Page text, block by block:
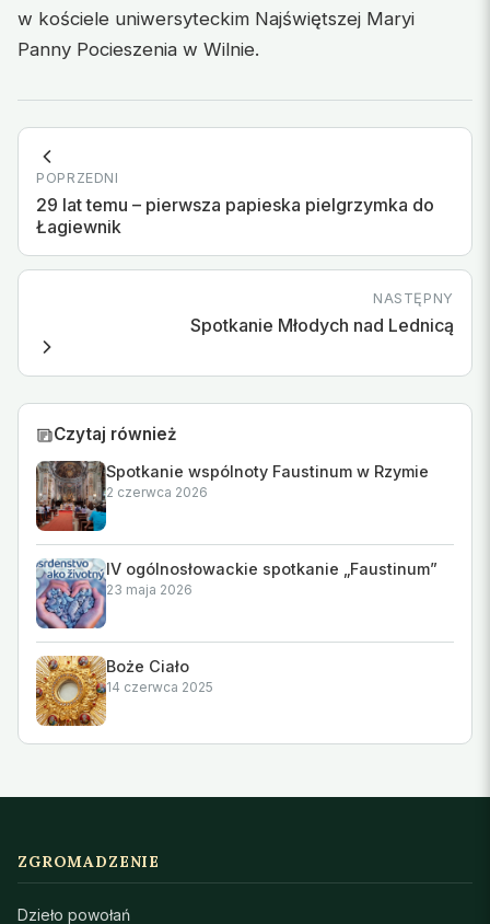
w kościele uniwersyteckim Najświętszej Maryi
Panny Pocieszenia w Wilnie.
POPRZEDNI
29 lat temu – pierwsza papieska pielgrzymka do
Łagiewnik
NASTĘPNY
Spotkanie Młodych nad Lednicą
Czytaj również
Spotkanie wspólnoty Faustinum w Rzymie
2 czerwca 2026
IV ogólnosłowackie spotkanie „Faustinum”
23 maja 2026
Boże Ciało
14 czerwca 2025
ZGROMADZENIE
Dzieło powołań